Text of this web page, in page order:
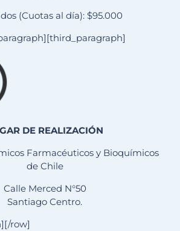
(Cuotas al día): $95.000
DE REALIZACIÓN
Farmacéuticos y Bioquímicos
de Chile
Calle Merced N°50
Santiago Centro.
row]